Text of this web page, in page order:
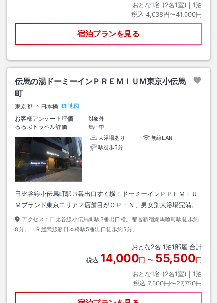
おとな1名 (2名1室)｜ 1泊
税込 4,038円〜41,000円
宿泊プランを見る
伝馬の湯ドーミーインＰＲＥＭＩＵＭ東京小伝馬
町
東京都 日本橋
地図
お客様アンケート評価
対象外
るるぶトラベル評価
集計中
大浴場あり
無線LAN
駅徒歩5分
日比谷線小伝馬町駅３番出口すぐ横！ドーミーインＰＲＥＭＩＵ
Ｍブランド東京エリア２店舗目がＯＰＥＮ、男女別大浴場完備。
アクセス： 日比谷線小伝馬町駅3番出口横。都営新宿線馬喰町駅徒歩約
8分。ＪＲ総武線新日本橋駅5番出口徒歩約5分。
おとな2名 1泊1部屋 合計
税込 14,000円 〜 55,500円
おとな1名 (2名1室)｜ 1泊
税込 7,000円〜27,750円